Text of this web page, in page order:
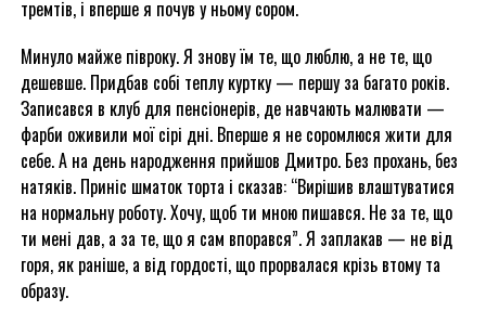
тремтів, і вперше я почув у ньому сором.
Минуло майже півроку. Я знову їм те, що люблю, а не те, що
дешевше. Придбав собі теплу куртку — першу за багато років.
Записався в клуб для пенсіонерів, де навчають малювати —
фарби оживили мої сірі дні. Вперше я не соромлюся жити для
себе. А на день народження прийшов Дмитро. Без прохань, без
натяків. Приніс шматок торта і сказав: “Вирішив влаштуватися
на нормальну роботу. Хочу, щоб ти мною пишався. Не за те, що
ти мені дав, а за те, що я сам впорався”. Я заплакав — не від
горя, як раніше, а від гордості, що прорвалася крізь втому та
образу.